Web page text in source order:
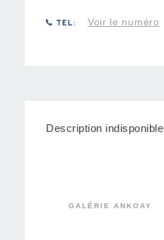
TEL: Voir le numéro
Description indisponible
GALÉRIE ANKOAY